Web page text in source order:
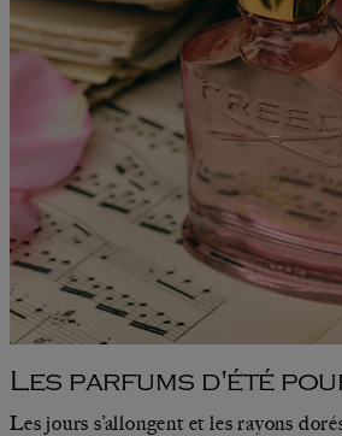
Les parfums d'été
Les jours s’allongent et les rayons